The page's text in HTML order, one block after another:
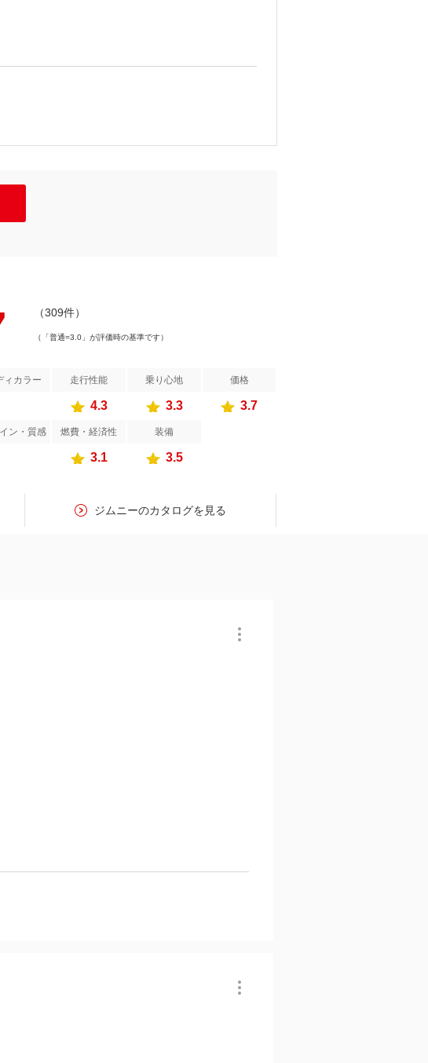
（309件）
（「普通=3.0」が評価時の基準です）
ィカラー 走行性能 乗り心地 価格
4.3 3.3 3.7
ン・質感 燃費・経済性 装備
3.1 3.5
ジムニーのカタログを見る